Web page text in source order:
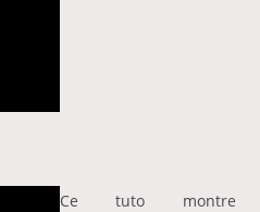
Ce tuto montre